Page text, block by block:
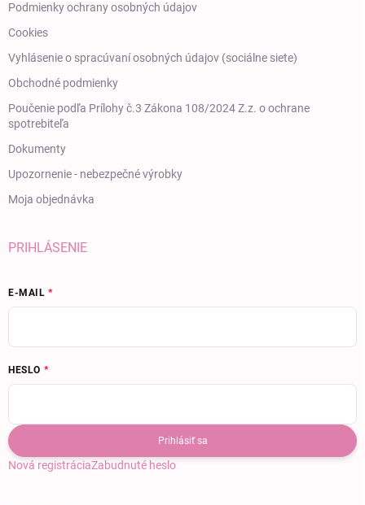
Podmienky ochrany osobných údajov
Cookies
Vyhlásenie o spracúvaní osobných údajov (sociálne siete)
Obchodné podmienky
Poučenie podľa Prílohy č.3 Zákona 108/2024 Z.z. o ochrane
spotrebiteľa
Dokumenty
Upozornenie - nebezpečné výrobky
Moja objednávka
PRIHLÁSENIE
E-MAIL
HESLO
Prihlásiť sa
Nová registráciaZabudnuté heslo